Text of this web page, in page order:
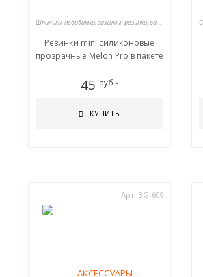
Шпильки, невидимки, зажимы, резинки, валики для причесок
Резинки mini силиконовые
прозрачные Melon Pro в пакете
45 руб.-
КУПИТЬ
Арт. BG-609